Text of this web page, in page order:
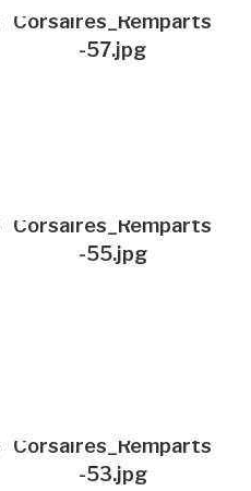
Corsaires_Remparts
-57.jpg
Corsaires_Remparts
-55.jpg
Corsaires_Remparts
-53.jpg